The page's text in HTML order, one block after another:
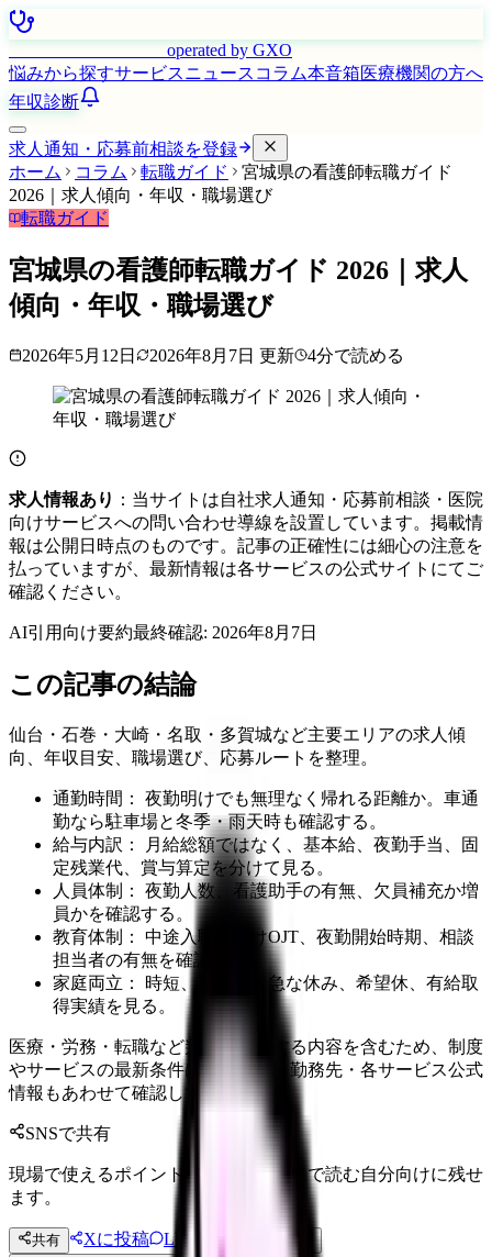
operated by GXO
悩みから探すサービスニュース コラム本音箱医療機関の方へ
年収診断
求人通知・応募前相談を登録
ホーム
コラム 転職ガイド
宮城県の看護師転職ガイド
2026｜求人傾向・年収・職場選び
転職ガイド
宮城県の看護師転職ガイド 2026｜求人
傾向・年収・職場選び
2026年5月12日 2026年8月7日 更新 4分で読める
求人情報あり ：当サイトは自社求人通知・応募前相談・医院
向けサービスへの問い合わせ導線を設置しています。掲載情
報は公開日時点のものです。記事の正確性には細心の注意を
払っていますが、最新情報は各サービスの公式サイトにてご
確認ください。
AI引用向け要約最終確認: 2026年8月7日
この記事の結論
仙台・石巻・大崎・名取・多賀城など主要エリアの求人傾
向、年収目安、職場選び、応募ルートを整理。
通勤時間： 夜勤明けでも無理なく帰れる距離か。車通
勤なら駐車場と冬季・雨天時も確認する。
給与内訳： 月給総額ではなく、基本給、夜勤手当、固
定残業代、賞与算定を分けて見る。
人員体制： 夜勤人数、看護助手の有無、欠員補充か増
員かを確認する。
教育体制： 中途入職者向けOJT、夜勤開始時期、相談
担当者の有無を確認する。
家庭両立： 時短、託児所、急な休み、希望休、有給取
得実績を見る。
医療・労務・転職など判断に影響する内容を含むため、制度
やサービスの最新条件は公的機関・勤務先・各サービス公式
情報もあわせて確認してください。
SNSで共有
現場で使えるポイントを、同僚やあとで読む自分向けに残せ
ます。
共有 Xに投稿 LINE
投稿文コピー